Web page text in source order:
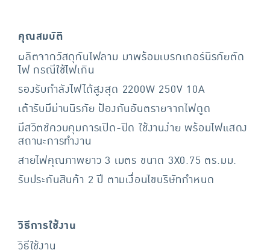
คุณสมบัติ
ผลิตจากวัสดุกันไฟลาม มาพร้อมเบรกเกอร์นิรภัยตัด
ไฟ กรณีใช้ไฟเกิน
รองรับกำลังไฟได้สูงสุด 2200W 250V 10A
เต้ารับมีม่านนิรภัย ป้องกันอันตรายจากไฟดูด
มีสวิตช์ควบคุมการเปิด-ปิด ใช้งานง่าย พร้อมไฟแสดง
สถานะการทำงาน
สายไฟคุณภาพยาว 3 เมตร ขนาด 3X0.75 ตร.มม.
รับประกันสินค้า 2 ปี ตามเงื่อนไขบริษัทกำหนด
วิธีการใช้งาน
วิธีใช้งาน